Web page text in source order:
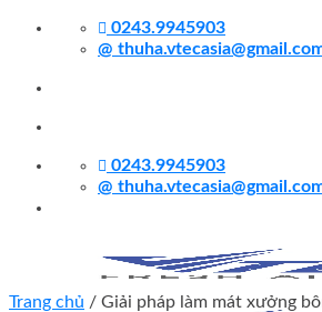
Skip
0243.9945903
@
0243.9945903
@
Trang chủ / Giải pháp làm mát xưởng